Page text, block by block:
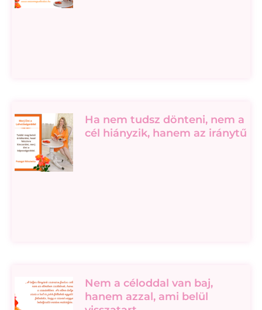
Ha nem tudsz dönteni, nem a
cél hiányzik, hanem az iránytű
Nem a céloddal van baj,
hanem azzal, ami belül